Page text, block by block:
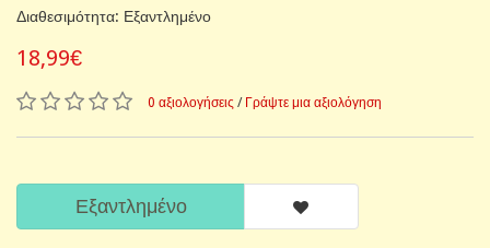
Διαθεσιμότητα: Εξαντλημένο
18,99€
0 αξιολογήσεις / Γράψτε μια αξιολόγηση
Εξαντλημένο